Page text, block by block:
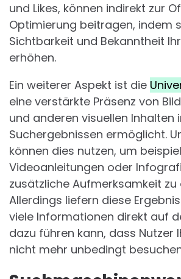
und Likes, können indirekt zur
Optimierung beitragen, indem
Sichtbarkeit und Bekanntheit
erhöhen.
Ein weiterer Aspekt ist die
eine verstärkte Präsenz von
und anderen visuellen Inhalten
Suchergebnissen ermöglicht.
können dies nutzen, um
Videoanleitungen oder
zusätzliche Aufmerksamkeit zu
Allerdings liefern diese
viele Informationen direkt auf
dazu führen kann, dass Nutzer
nicht mehr unbedingt